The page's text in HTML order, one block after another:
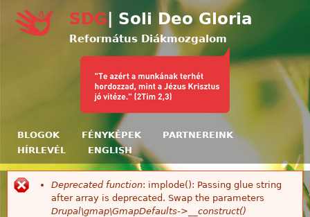
Ugrás a tartalomra
SDG | Soli Deo Gloria
Református Diákmozgalom
BLOGOK FÉNYKÉPEK
PARTNEREINK
HÍRLEVÉL
ENGLISH
Hibaüzenet
Deprecated function: implode(): Passing glue string
after array is deprecated. Swap the parameters
Drupal\gmap\GmapDefaults->__construct()